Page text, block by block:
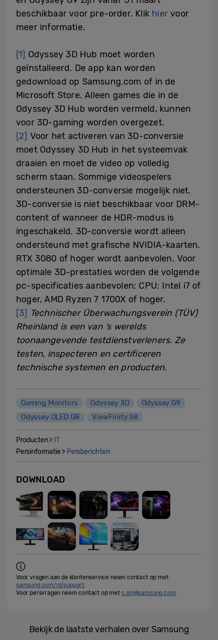
beschikbaar voor pre-order. Klik hier voor
meer informatie.
[1] Odyssey 3D Hub moet worden
geïnstalleerd. De app kan worden
gedownload op Samsung.com of in de
Microsoft Store. Alleen games die in de
Odyssey 3D Hub worden vermeld, kunnen
voor 3D-gaming worden overgezet.
[2] Voor het activeren van 3D-conversie
moet Odyssey 3D Hub in het systeemvak
draaien en moet de video op volledig
scherm staan. Sommige videospelers
ondersteunen 3D-conversie mogelijk niet.
3D-conversie is niet beschikbaar voor DRM-
content of wanneer de HDR-modus is
ingeschakeld. 3D-conversie wordt alleen
ondersteund met grafische NVIDIA-kaarten.
RTX 3080 of hoger wordt aanbevolen. Voor
optimale 3D-prestaties worden de volgende
pc-specificaties aanbevolen: CPU: Intel i7 of
hoger, AMD Ryzen 7 1700X of hoger.
[3] Technischer Überwachungsverein (TÜV)
Rheinland is een van ‘s werelds
toonaangevende testdienstverleners. Ze
testen, inspecteren en certificeren
technische systemen en producten.
Gaming Monitors Odyssey 3D
Odyssey G9
Odyssey OLED G8
ViewFinity S8
Producten > IT
Persinformatie > Persberichten
DOWNLOAD
Voor vragen aan de klantenservice neem contact op met
samsung.com/nl/support
Voor persvragen neem contact op met c.sin@samsung.com
Bekijk de laatste verhalen over Samsung